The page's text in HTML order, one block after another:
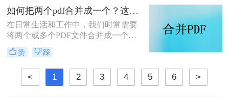
互联网上找到相关的方法。最后，我
们不能达到我们理想的预期。让我们
来看看pdf合并的方法。
如何把两个pdf合并成一个？这4种合并方法很好用！
在日常生活和工作中，我们时常需要
将两个或多个PDF文件合并成一个，
以便于管理、查阅和分享。那么如何
把两个pdf合并成一个呢？本文将介绍
三种常用的PDF合并方法。
赞 踩
< 1 2 3 4 5 6 >